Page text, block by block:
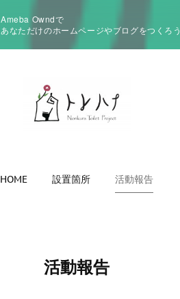
Ameba Owndで
あなただけのホームページやブログをつくろう
HOME 設置箇所 活動報告
活動報告